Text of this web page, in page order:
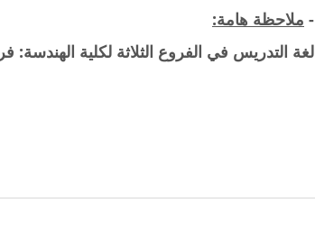
- ملاحظة هامة:
لغة التدريس في الفروع الثلاثة لكلية الهندسة: